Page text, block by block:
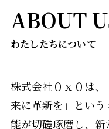
ABOUT
わたしたちについて
株式会社０ｘ０は
来に革新を」とい
能が切磋琢磨し、